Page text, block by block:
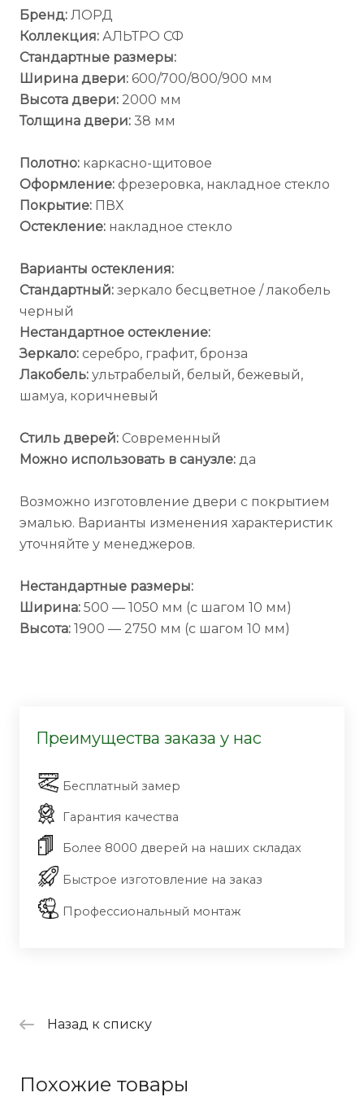
Бренд: ЛОРД
Коллекция: АЛЬТРО СФ
Стандартные размеры:
Ширина двери: 600/700/800/900 мм
Высота двери: 2000 мм
Толщина двери: 38 мм
Полотно: каркасно-щитовое
Оформление: фрезеровка, накладное стекло
Покрытие: ПВХ
Остекление: накладное стекло
Варианты остекления:
Стандартный: зеркало бесцветное / лакобель
черный
Нестандартное остекление:
Зеркало: серебро, графит, бронза
Лакобель: ультрабелый, белый, бежевый,
шамуа, коричневый
Стиль дверей: Современный
Можно использовать в санузле: да
Возможно изготовление двери с покрытием
эмалью. Варианты изменения характеристик
уточняйте у менеджеров.
Нестандартные размеры:
Ширина: 500 — 1050 мм (с шагом 10 мм)
Высота: 1900 — 2750 мм (с шагом 10 мм)
Преимущества заказа у нас
Бесплатный замер
Гарантия качества
Более 8000 дверей на наших складах
Быстрое изготовление на заказ
Профессиональный монтаж
Назад к списку
Похожие товары